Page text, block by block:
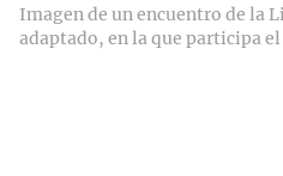
Imagen de un encuentro de la
adaptado, en la que participa